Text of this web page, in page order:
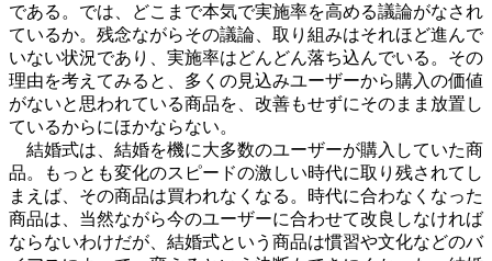
である。では、どこまで本気で実施率を高める議論がなされ
ているか。残念ながらその議論、取り組みはそれほど進んで
いない状況であり、実施率はどんどん落ち込んでいる。その
理由を考えてみると、多くの見込みユーザーから購入の価値
がないと思われている商品を、改善もせずにそのまま放置し
ているからにほかならない。
結婚式は、結婚を機に大多数のユーザーが購入していた商
品。もっとも変化のスピードの激しい時代に取り残されてし
まえば、その商品は買われなくなる。時代に合わなくなった
商品は、当然ながら今のユーザーに合わせて改良しなければ
ならないわけだが、結婚式という商品は慣習や文化などのバ